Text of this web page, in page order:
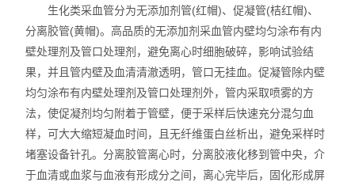
生化类采血管分为无添加剂管(红帽)、促凝管(桔红帽)、
分离胶管(黄帽)。高品质的无添加剂采血管内壁均匀涂布有内
壁处理剂及管口处理剂，避免离心时细胞破碎，影响试验结
果，并且管内壁及血清清澈透明，管口无挂血。促凝管除内壁
均匀涂布有内壁处理剂及管口处理剂外，管内采取喷雾的方
法，使促凝剂均匀附着于管壁，便于采样后快速充分混匀血
样，可大大缩短凝血时间，且无纤维蛋白丝析出，避免采样时
堵塞设备针孔。分离胶管离心时，分离胶液化移到管中央，介
于血清或血浆与血液有形成分之间，离心完毕后，固化形成屏